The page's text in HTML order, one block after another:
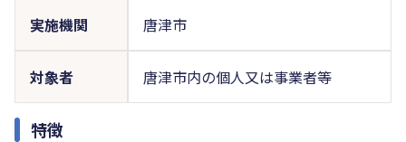
実施機関 唐津市
対象者 唐津市内の個人又は事業者等
特徴